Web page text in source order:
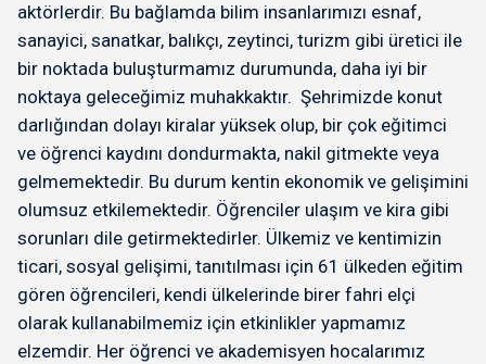
aktörlerdir. Bu bağlamda bilim insanlarımızı esnaf,
sanayici, sanatkar, balıkçı, zeytinci, turizm gibi üretici ile
bir noktada buluşturmamız durumunda, daha iyi bir
noktaya geleceğimiz muhakkaktır. Şehrimizde konut
darlığından dolayı kiralar yüksek olup, bir çok eğitimci
ve öğrenci kaydını dondurmakta, nakil gitmekte veya
gelmemektedir. Bu durum kentin ekonomik ve gelişimini
olumsuz etkilemektedir. Öğrenciler ulaşım ve kira gibi
sorunları dile getirmektedirler. Ülkemiz ve kentimizin
ticari, sosyal gelişimi, tanıtılması için 61 ülkeden eğitim
gören öğrencileri, kendi ülkelerinde birer fahri elçi
olarak kullanabilmemiz için etkinlikler yapmamız
elzemdir. Her öğrenci ve akademisyen hocalarımız